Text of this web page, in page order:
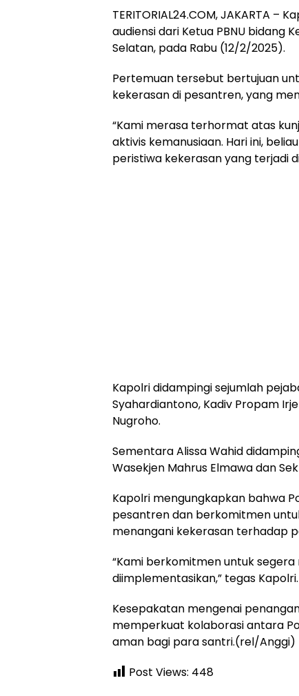
TERITORIAL24.COM, JAKARTA –
audiensi dari Ketua PBNU bidang
Selatan, pada Rabu (12/2/2025).
Pertemuan tersebut bertujuan
kekerasan di pesantren, yang
“Kami merasa terhormat atas
aktivis kemanusiaan. Hari ini,
peristiwa kekerasan yang terjadi
Kapolri didampingi sejumlah
Syahardiantono, Kadiv Propam
Nugroho.
Sementara Alissa Wahid
Wasekjen Mahrus Elmawa dan
Kapolri mengungkapkan bahwa
pesantren dan berkomitmen
menangani kekerasan terhadap
“Kami berkomitmen untuk
diimplementasikan,” tegas Kapolri.
Kesepakatan mengenai
memperkuat kolaborasi antara
aman bagi para santri.(rel/Anggi)
Post Views: 448